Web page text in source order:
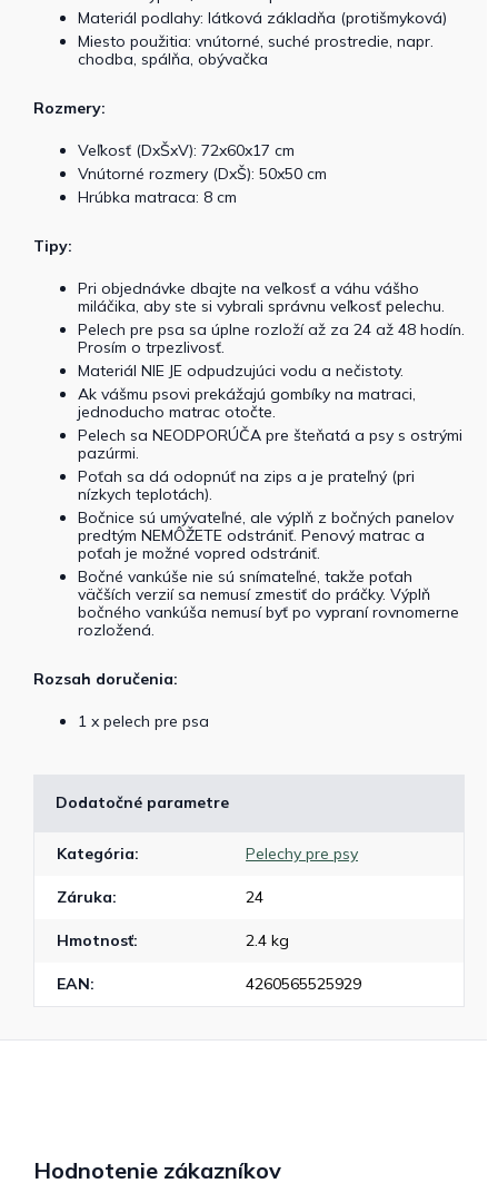
Materiál podlahy: látková základňa (protišmyková)
Miesto použitia: vnútorné, suché prostredie, napr.
chodba, spálňa, obývačka
Rozmery:
Veľkosť (DxŠxV): 72x60x17 cm
Vnútorné rozmery (DxŠ): 50x50 cm
Hrúbka matraca: 8 cm
Tipy:
Pri objednávke dbajte na veľkosť a váhu vášho
miláčika, aby ste si vybrali správnu veľkosť pelechu.
Pelech pre psa sa úplne rozloží až za 24 až 48 hodín.
Prosím o trpezlivosť.
Materiál NIE JE odpudzujúci vodu a nečistoty.
Ak vášmu psovi prekážajú gombíky na matraci,
jednoducho matrac otočte.
Pelech sa NEODPORÚČA pre šteňatá a psy s ostrými
pazúrmi.
Poťah sa dá odopnúť na zips a je prateľný (pri
nízkych teplotách).
Bočnice sú umývateľné, ale výplň z bočných panelov
predtým NEMÔŽETE odstrániť. Penový matrac a
poťah je možné vopred odstrániť.
Bočné vankúše nie sú snímateľné, takže poťah
väčších verzií sa nemusí zmestiť do práčky. Výplň
bočného vankúša nemusí byť po vypraní rovnomerne
rozložená.
Rozsah doručenia:
1 x pelech pre psa
Dodatočné parametre
Kategória: Pelechy pre psy
Záruka: 24
Hmotnosť: 2.4 kg
EAN: 4260565525929
Hodnotenie zákazníkov